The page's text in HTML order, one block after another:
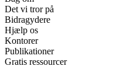
Det vi tror på
Bidragydere
Hjælp os
Kontorer
Publikationer
Gratis ressourcer